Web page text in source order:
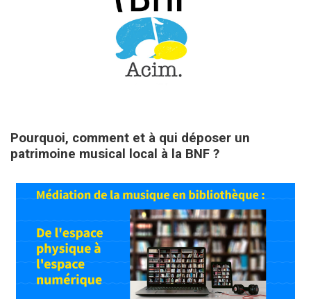
Pourquoi, comment et à qui déposer un
patrimoine musical local à la BNF ?